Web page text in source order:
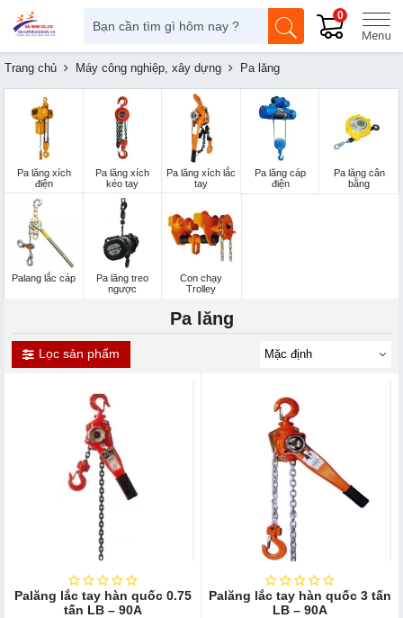
0
Trang chủ Máy công nghiệp, xây dựng Pa lăng
Pa lăng xích
điện
Pa lăng xích
kéo tay
Pa lăng xích lắc
tay
Pa lăng cáp
điện
Pa lăng cân
bằng
Palang lắc cáp
Pa lăng treo
ngược
Con chạy
Trolley
Pa lăng
Lọc sản phẩm
Palăng lắc tay hàn quốc 0.75
tấn LB – 90A
Palăng lắc tay hàn quốc 3 tấn
LB – 90A